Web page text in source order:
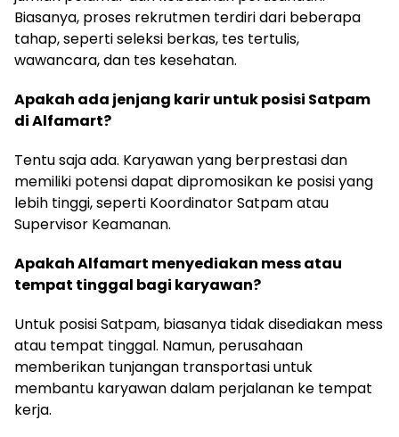
Biasanya, proses rekrutmen terdiri dari beberapa
tahap, seperti seleksi berkas, tes tertulis,
wawancara, dan tes kesehatan.
Apakah ada jenjang karir untuk posisi Satpam
di Alfamart?
Tentu saja ada. Karyawan yang berprestasi dan
memiliki potensi dapat dipromosikan ke posisi yang
lebih tinggi, seperti Koordinator Satpam atau
Supervisor Keamanan.
Apakah Alfamart menyediakan mess atau
tempat tinggal bagi karyawan?
Untuk posisi Satpam, biasanya tidak disediakan mess
atau tempat tinggal. Namun, perusahaan
memberikan tunjangan transportasi untuk
membantu karyawan dalam perjalanan ke tempat
kerja.